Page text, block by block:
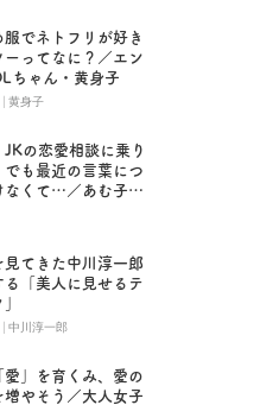
服でネトフリが好き
ってなに？／エン
ちゃん・黄身子
| 黄身子
JKの恋愛相談に乗り
でも最近の言葉につ
なくて…／あむ子の
見てきた中川淳一郎
る「美人に見せるテ
| 中川淳一郎
愛」を育くみ、愛の
増やそう／大人女子